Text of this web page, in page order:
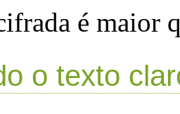
é maior
o texto